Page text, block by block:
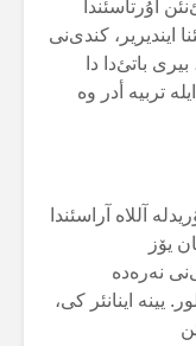
اۇرتاسئندا
ایندیریر، کندی‌نی
باتئ‌دا دا
تربیە أدر وە
آللاە آراسئندا
یۆز
نەرەدە
یینە اینانئر کی،